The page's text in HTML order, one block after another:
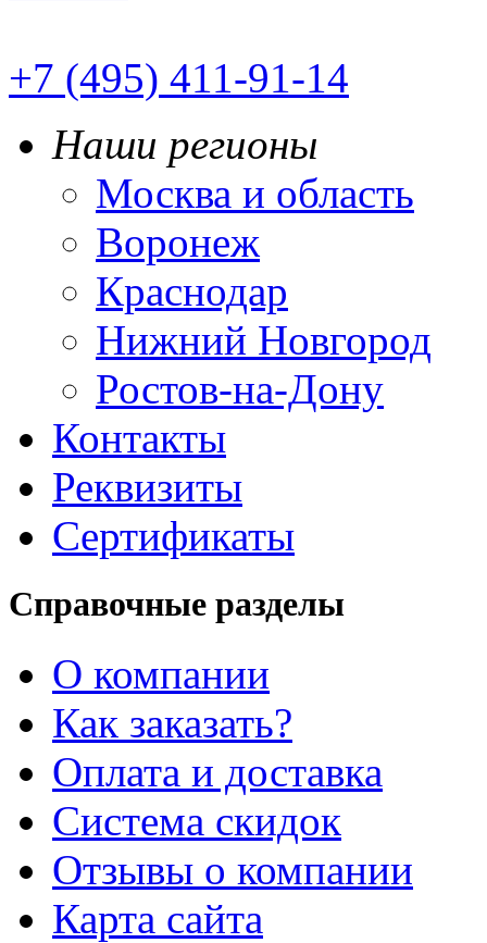
+7 (495) 411-91-14
Наши регионы
Москва и область
Воронеж
Краснодар
Нижний Новгород
Ростов-на-Дону
Контакты
Реквизиты
Сертификаты
Справочные разделы
О компании
Как заказать?
Оплата и доставка
Система скидок
Отзывы о компании
Карта сайта